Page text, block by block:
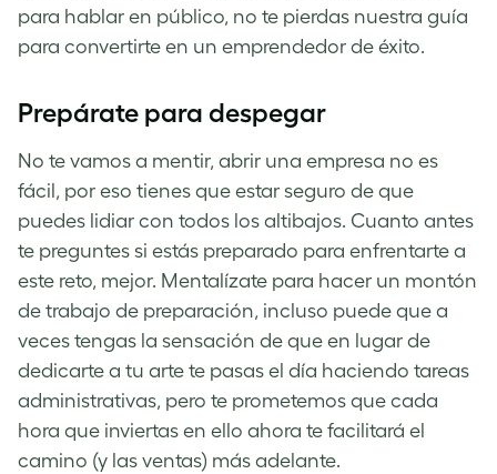
para hablar en público, no te pierdas nuestra guía
para convertirte en un emprendedor de éxito.
Prepárate para despegar
No te vamos a mentir, abrir una empresa no es
fácil, por eso tienes que estar seguro de que
puedes lidiar con todos los altibajos. Cuanto antes
te preguntes si estás preparado para enfrentarte a
este reto, mejor. Mentalízate para hacer un montón
de trabajo de preparación, incluso puede que a
veces tengas la sensación de que en lugar de
dedicarte a tu arte te pasas el día haciendo tareas
administrativas, pero te prometemos que cada
hora que inviertas en ello ahora te facilitará el
camino (y las ventas) más adelante.